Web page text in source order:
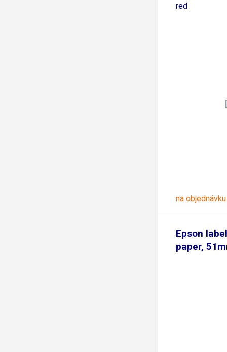
red
na objednávku
Epson
paper,